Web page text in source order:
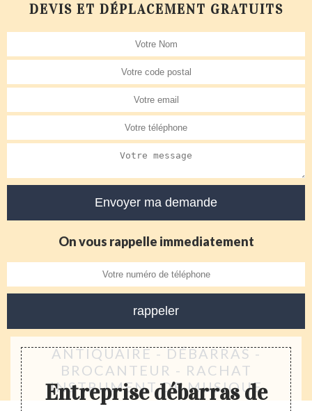
DEVIS ET DÉPLACEMENT GRATUITS
On vous rappelle immediatement
ANTIQUAIRE - DÉBARRAS -
BROCANTEUR - RACHAT
INSTRUMENT DE MUSIQUE
Entreprise débarras de